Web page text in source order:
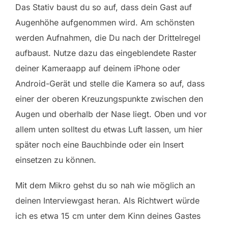
Das Stativ baust du so auf, dass dein Gast auf
Augenhöhe aufgenommen wird. Am schönsten
werden Aufnahmen, die Du nach der Drittelregel
aufbaust. Nutze dazu das eingeblendete Raster
deiner Kameraapp auf deinem iPhone oder
Android-Gerät und stelle die Kamera so auf, dass
einer der oberen Kreuzungspunkte zwischen den
Augen und oberhalb der Nase liegt. Oben und vor
allem unten solltest du etwas Luft lassen, um hier
später noch eine Bauchbinde oder ein Insert
einsetzen zu können.
Mit dem Mikro gehst du so nah wie möglich an
deinen Interviewgast heran. Als Richtwert würde
ich es etwa 15 cm unter dem Kinn deines Gastes